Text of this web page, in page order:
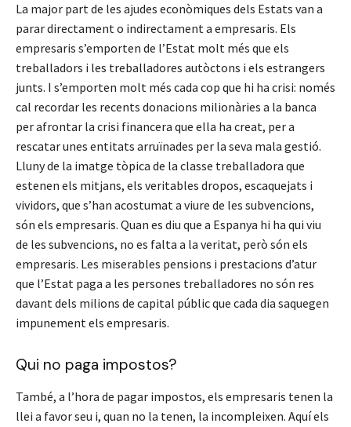
La major part de les ajudes econòmiques dels Estats van a
parar directament o indirectament a empresaris. Els
empresaris s’emporten de l’Estat molt més que els
treballadors i les treballadores autòctons i els estrangers
junts. I s’emporten molt més cada cop que hi ha crisi: només
cal recordar les recents donacions milionàries a la banca
per afrontar la crisi financera que ella ha creat, per a
rescatar unes entitats arruïnades per la seva mala gestió.
Lluny de la imatge tòpica de la classe treballadora que
estenen els mitjans, els veritables dropos, escaquejats i
vividors, que s’han acostumat a viure de les subvencions,
són els empresaris. Quan es diu que a Espanya hi ha qui viu
de les subvencions, no es falta a la veritat, però són els
empresaris. Les miserables pensions i prestacions d’atur
que l’Estat paga a les persones treballadores no són res
davant dels milions de capital públic que cada dia saquegen
impunement els empresaris.
Qui no paga impostos?
També, a l’hora de pagar impostos, els empresaris tenen la
llei a favor seu i, quan no la tenen, la incompleixen. Aquí els